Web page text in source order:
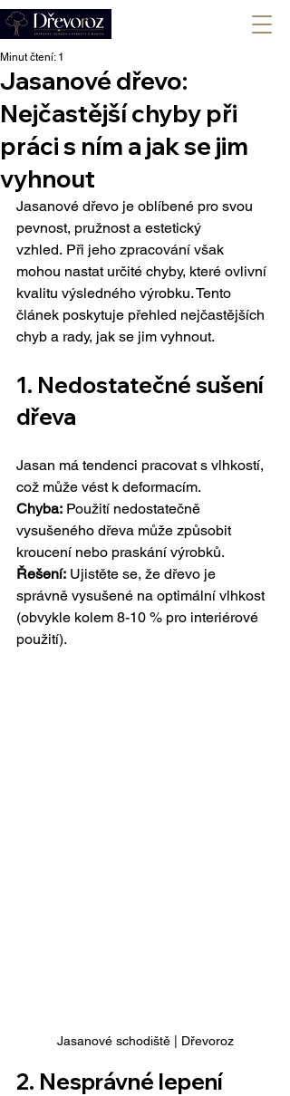
Jasanové dřevo:
Nejčastější chyby při
práci s ním a jak se jim
vyhnout
Minut čtení: 1
Jasanové dřevo je oblíbené pro svou
pevnost, pružnost a estetický
vzhled. Při jeho zpracování však
mohou nastat určité chyby, které ovlivní
kvalitu výsledného výrobku. Tento
článek poskytuje přehled nejčastějších
chyb a rady, jak se jim vyhnout.
1. Nedostatečné sušení
dřeva
Jasan má tendenci pracovat s vlhkostí,
což může vést k deformacím.
Chyba: Použití nedostatečně
vysušeného dřeva může způsobit
kroucení nebo praskání výrobků.
Řešení: Ujistěte se, že dřevo je
správně vysušené na optimální vlhkost
(obvykle kolem 8-10 % pro interiérové
použití).
Jasanové schodiště | Dřevoroz
2. Nesprávné lepení